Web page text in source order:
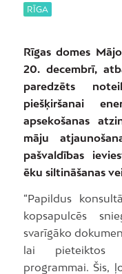
RĪGA
Rīgas domes
20. decembrī,
paredzēts
piešķiršanai
apsekošanas
māju
pašvaldības
ēku siltināšanas
“Papildus
kopsapulcēs
svarīgāko
lai pieteiktos
programmai. Šis,